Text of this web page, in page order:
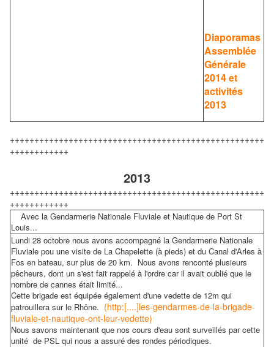
Diaporamas
Assemblée
Générale
2014 et
activités
2013
++++++++++++++++++++++++++++++++++++++++++++++++++++
++++++++++++
2013
++++++++++++++++++++++++++++++++++++++++++++++++++++
++++++++++++
Avec la Gendarmerie Nationale Fluviale et Nautique de Port St
Louis...
Lundi 28 octobre nous avons accompagné la Gendarmerie Nationale
Fluviale pou une visite de La Chapelette (à pieds) et du Canal d'Arles à
Fos en bateau, sur plus de 20 km. Nous avons renconté plusieurs
pêcheurs, dont un s'est fait rappelé à l'ordre car il avait oublié que le
nombre de cannes était limité...
Cette brigade est équipée également d'une vedette de 12m qui
patrouillera sur le Rhône. (http:[....]les-gendarmes-de-la-brigade-
fluviale-et-nautique-ont-leur-vedette)
Nous savons maintenant que nos cours d'eau sont surveillés par cette
unité de PSL qui nous a assuré des rondes périodiques.